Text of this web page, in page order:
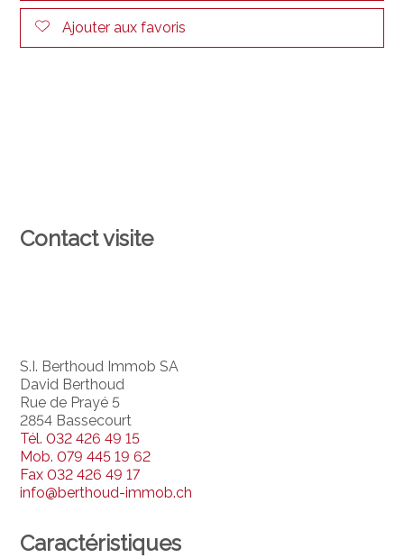
Ajouter aux favoris
Contact visite
S.I. Berthoud Immob SA
David Berthoud
Rue de Prayé 5
2854 Bassecourt
Tél.032 426 49 15
Mob.079 445 19 62
Fax032 426 49 17
info@berthoud-immob.ch
Caractéristiques